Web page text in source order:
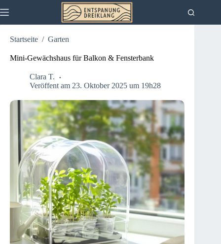
Inhalt
Startseite / Garten
Mini-Gewächshaus für Balkon & Fensterbank
Clara T.
Veröffent am 23. Oktober 2025 um 19h28